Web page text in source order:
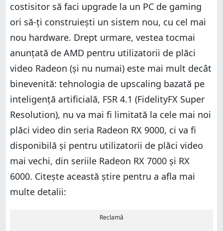
costisitor să faci upgrade la un PC de gaming
ori să-ți construiești un sistem nou, cu cel mai
nou hardware. Drept urmare, vestea tocmai
anunțată de AMD pentru utilizatorii de plăci
video Radeon (și nu numai) este mai mult decât
binevenită: tehnologia de upscaling bazată pe
inteligență artificială, FSR 4.1 (FidelityFX Super
Resolution), nu va mai fi limitată la cele mai noi
plăci video din seria Radeon RX 9000, ci va fi
disponibilă și pentru utilizatorii de plăci video
mai vechi, din seriile Radeon RX 7000 și RX
6000. Citește această știre pentru a afla mai
multe detalii:
Reclamă